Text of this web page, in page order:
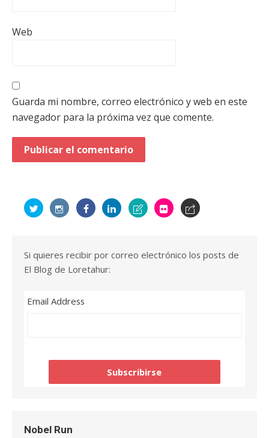
Web
Guarda mi nombre, correo electrónico y web en este
navegador para la próxima vez que comente.
Si quieres recibir por correo electrónico los posts de
El Blog de Loretahur:
Email Address
Nobel Run